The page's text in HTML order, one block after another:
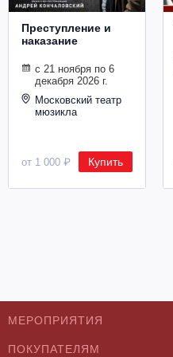
Металл
Преступление и
наказание
с 21 ноября по 6
декабря 2026 г.
Московский театр
мюзикла
от 1 000 ₽ Купить
МЕРОПРИЯТИЯ
ПОКУПАТЕЛЯМ